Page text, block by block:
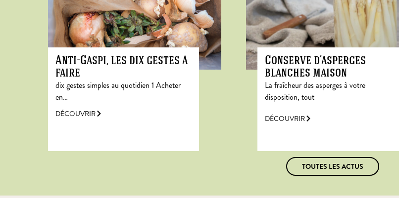
Anti-Gaspi, les dix gestes à
faire
dix gestes simples au quotidien 1 Acheter
en…
DÉCOUVRIR
Conserve d’asperges
blanches maison
La fraîcheur des asperges à votre
disposition, tout
DÉCOUVRIR
TOUTES LES ACTUS